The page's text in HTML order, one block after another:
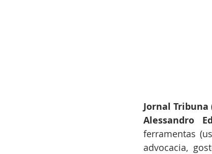
Jornal Tribuna
Alessandro
ferramentas
advocacia,